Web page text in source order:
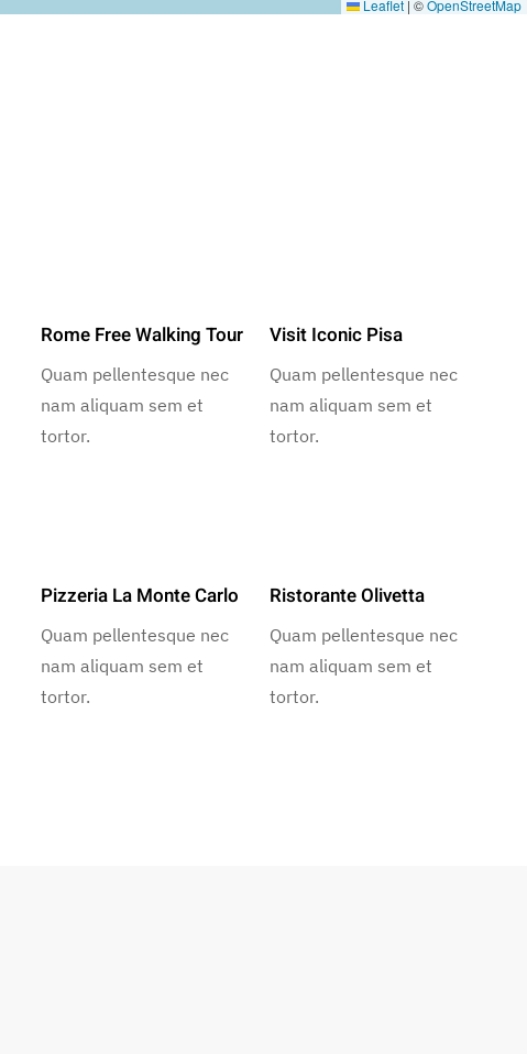
Leaflet | ©OpenStreetMap
Rome Free Walking Tour
Quam pellentesque nec
nam aliquam sem et
tortor.
Visit Iconic Pisa
Quam pellentesque nec
nam aliquam sem et
tortor.
Pizzeria La Monte Carlo
Quam pellentesque nec
nam aliquam sem et
tortor.
Ristorante Olivetta
Quam pellentesque nec
nam aliquam sem et
tortor.